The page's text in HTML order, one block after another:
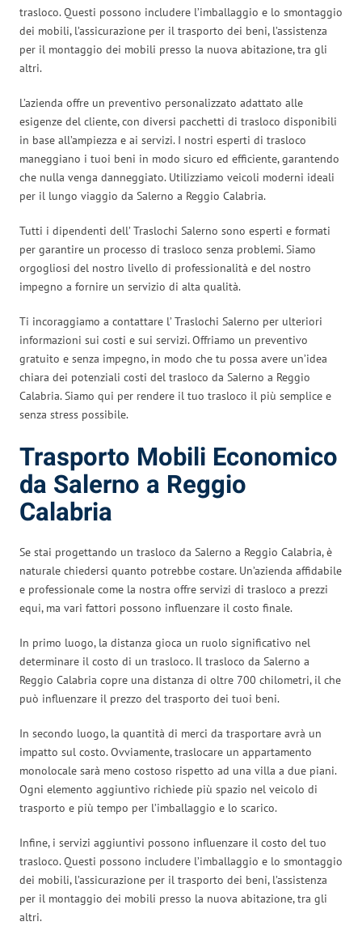
trasloco. Questi possono includere l’imballaggio e lo smontaggio
dei mobili, l’assicurazione per il trasporto dei beni, l’assistenza
per il montaggio dei mobili presso la nuova abitazione, tra gli
altri.
L’azienda offre un preventivo personalizzato adattato alle
esigenze del cliente, con diversi pacchetti di trasloco disponibili
in base all’ampiezza e ai servizi. I nostri esperti di trasloco
maneggiano i tuoi beni in modo sicuro ed efficiente, garantendo
che nulla venga danneggiato. Utilizziamo veicoli moderni ideali
per il lungo viaggio da Salerno a Reggio Calabria.
Tutti i dipendenti dell’ Traslochi Salerno sono esperti e formati
per garantire un processo di trasloco senza problemi. Siamo
orgogliosi del nostro livello di professionalità e del nostro
impegno a fornire un servizio di alta qualità.
Ti incoraggiamo a contattare l’ Traslochi Salerno per ulteriori
informazioni sui costi e sui servizi. Offriamo un preventivo
gratuito e senza impegno, in modo che tu possa avere un’idea
chiara dei potenziali costi del trasloco da Salerno a Reggio
Calabria. Siamo qui per rendere il tuo trasloco il più semplice e
senza stress possibile.
Trasporto Mobili Economico
da Salerno a Reggio
Calabria
Se stai progettando un trasloco da Salerno a Reggio Calabria, è
naturale chiedersi quanto potrebbe costare. Un’azienda affidabile
e professionale come la nostra offre servizi di trasloco a prezzi
equi, ma vari fattori possono influenzare il costo finale.
In primo luogo, la distanza gioca un ruolo significativo nel
determinare il costo di un trasloco. Il trasloco da Salerno a
Reggio Calabria copre una distanza di oltre 700 chilometri, il che
può influenzare il prezzo del trasporto dei tuoi beni.
In secondo luogo, la quantità di merci da trasportare avrà un
impatto sul costo. Ovviamente, traslocare un appartamento
monolocale sarà meno costoso rispetto ad una villa a due piani.
Ogni elemento aggiuntivo richiede più spazio nel veicolo di
trasporto e più tempo per l’imballaggio e lo scarico.
Infine, i servizi aggiuntivi possono influenzare il costo del tuo
trasloco. Questi possono includere l’imballaggio e lo smontaggio
dei mobili, l’assicurazione per il trasporto dei beni, l’assistenza
per il montaggio dei mobili presso la nuova abitazione, tra gli
altri.